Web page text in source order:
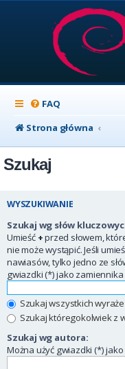
FAQ
Strona główna
Szukaj
WYSZUKIWANIE
Szukaj wg słów
Umieść +przed słowem,
nie może wystąpić. Jeśli
nawiasów, tylko jedno ze
gwiazdki (*) jako
Szukaj wszystkich
Szukaj któregokolwiek z
Szukaj wg autora:
Można użyć gwiazdki (*)